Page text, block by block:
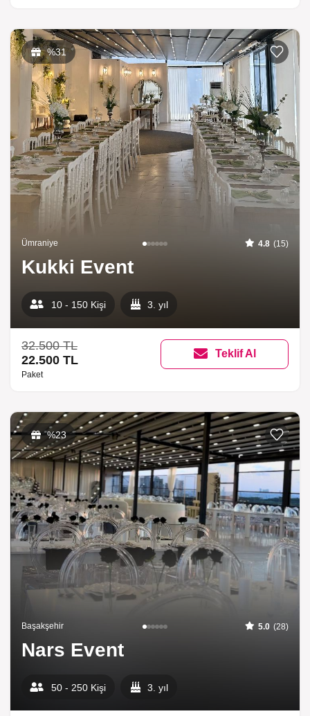
%31
Ümraniye 4.8 (15)
Kukki Event
10 - 150 Kişi 3. yıl
32.500 TL
22.500 TL
Paket
Teklif Al
%23
Başakşehir 5.0 (28)
Nars Event
50 - 250 Kişi 3. yıl